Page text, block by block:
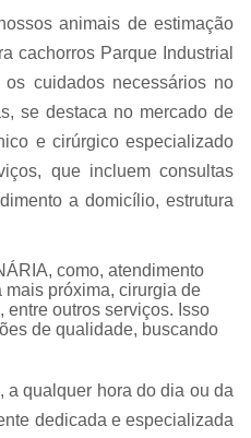
Cirurgia
Campinas
Cirurgia
Horas Veterinária
Clínica
Campinas
Mais Próxima
Clínica
Cachorro
Consulta
Dermatológica para
para Animais de
Veterinária para
Veterinária para Gatos
animais de estimação
cachorros Parque Industrial
cuidados necessários no
se destaca no mercado de
e cirúrgico especializado
que incluem consultas
a domicílio, estrutura
como, atendimento
próxima, cirurgia de
outros serviços. Isso
de qualidade, buscando
a qualquer hora do dia ou da
dedicada e especializada